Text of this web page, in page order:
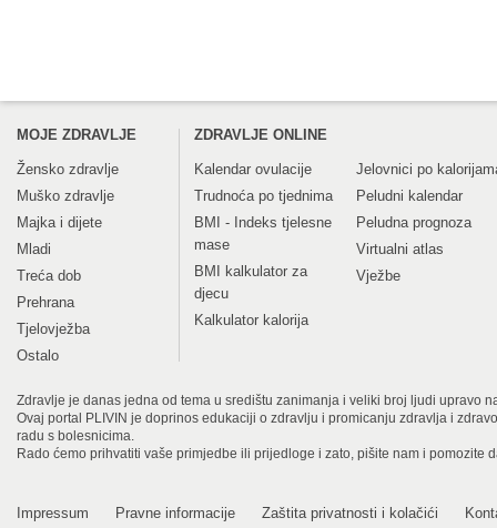
MOJE ZDRAVLJE
Žensko zdravlje
Muško zdravlje
Majka i dijete
Mladi
Treća dob
Prehrana
Tjelovježba
Ostalo
ZDRAVLJE ONLINE
Kalendar ovulacije
Trudnoća po tjednima
BMI - Indeks tjelesne
mase
BMI kalkulator za
djecu
Kalkulator kalorija
Jelovnici po
Peludni kalendar
Peludna prognoza
Virtualni atlas
Vježbe
Zdravlje je danas jedna od tema u središtu zanimanja i veliki broj ljudi upravo
Ovaj portal PLIVIN je doprinos edukaciji o zdravlju i promicanju zdravlja i
radu s bolesnicima.
Rado ćemo prihvatiti vaše primjedbe ili prijedloge i zato, pišite nam i pomozite
Impressum Pravne informacije Zaštita privatnosti i kolačići